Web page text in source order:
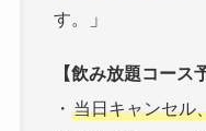
す。
」
【飲み放題コース
・ 当日キャンセル